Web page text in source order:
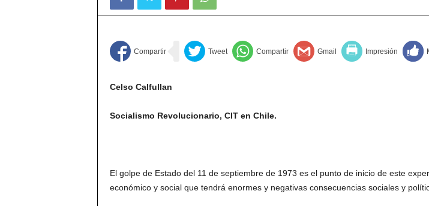
Celso Calfullan
Socialismo Revolucionario, CIT en Chile.
El golpe de Estado del 11 de septiembre de 1973 es el punto de inicio de este
económico y social que tendrá enormes y negativas consecuencias sociales y